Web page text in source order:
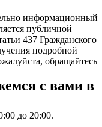
информационный
публичной
437 Гражданского
подробной
обращайтесь
с вами в
до 20:00.